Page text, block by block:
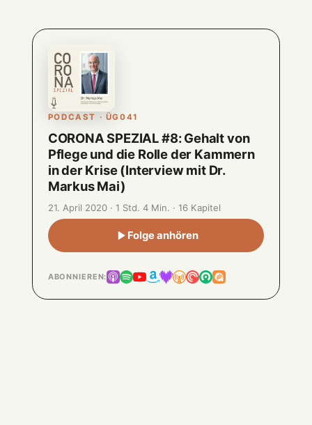
PODCAST · ÜG041
CORONA SPEZIAL #8: Gehalt von
Pflege und die Rolle der Kammern
in der Krise (Interview mit Dr.
Markus Mai)
21. April 2020 · 1 Std. 4 Min. · 16 Kapitel
Folge anhören
ABONNIEREN: